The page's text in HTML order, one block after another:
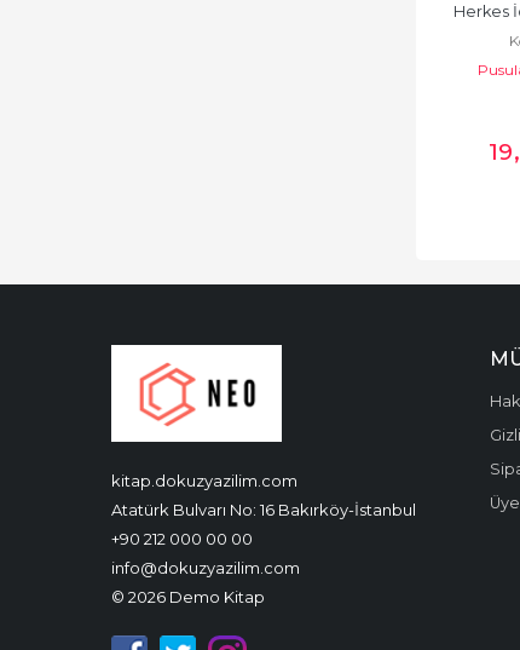
Herkes
19
kitap.dokuzyazilim.com
Atatürk Bulvarı No: 16 Bakırköy-İstanbul
+90 212 000 00 00
info@dokuzyazilim.com
© 2026 Demo Kitap